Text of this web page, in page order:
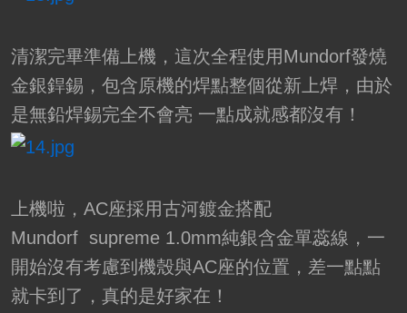
清潔完畢準備上機，這次全程使用Mundorf發燒
金銀銲錫，包含原機的焊點整個從新上焊，由於
是無鉛焊錫完全不會亮 一點成就感都沒有！
上機啦，AC座採用古河鍍金搭配
Mundorf supreme 1.0mm純銀含金單蕊線，一
開始沒有考慮到機殼與AC座的位置，差一點點
就卡到了，真的是好家在！